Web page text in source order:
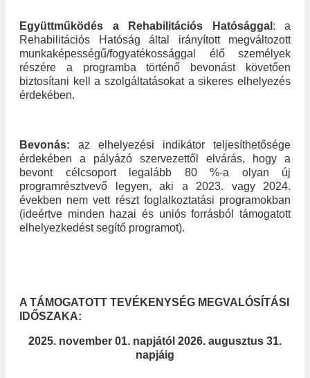
Együttműködés a Rehabilitációs Hatósággal : a
Rehabilitációs Hatóság által irányított megváltozott
munkaképességű/fogyatékossággal élő személyek
részére a programba történő bevonást követően
biztosítani kell a szolgáltatásokat a sikeres elhelyezés
érdekében.
Bevonás: az elhelyezési indikátor teljesíthetősége
érdekében a pályázó szervezettől elvárás, hogy a
bevont célcsoport legalább 80 %-a olyan új
programrésztvevő legyen, aki a 2023. vagy 2024.
években nem vett részt foglalkoztatási programokban
(ideértve minden hazai és uniós forrásból támogatott
elhelyezkedést segítő programot).
A TÁMOGATOTT TEVÉKENYSÉG MEGVALÓSÍTÁSI
IDŐSZAKA:
2025. november 01. napjától 2026. augusztus 31.
napjáig